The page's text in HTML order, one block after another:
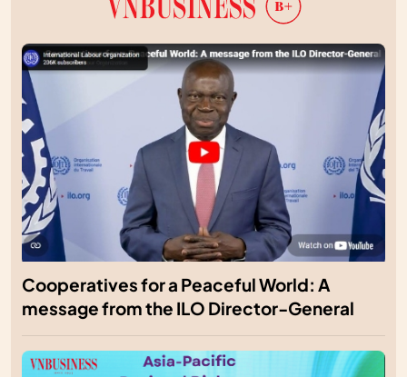
Cooperatives for a Peaceful World: A
message from the ILO Director-General